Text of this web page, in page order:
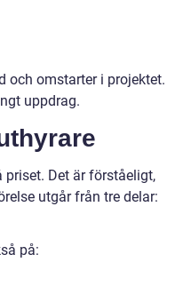
och omstarter i projektet.
uppdrag.
Det är förståeligt,
utgår från tre delar:
på: